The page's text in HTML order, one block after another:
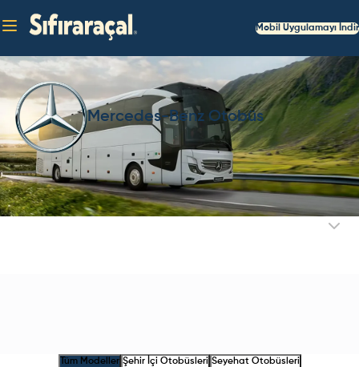
Mobil Uygulamayı İndir
Mercedes-Benz Otobüs
Tüm Modeller Şehir İçi Otobüsleri Seyehat Otobüsleri